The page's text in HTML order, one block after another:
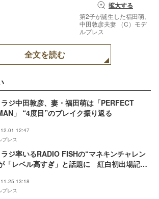
拡大する
第2子が誕生した福田萌、
中田敦彦夫妻 （C）モデ
ルプレス
全文を読む
ジ中田敦彦、妻・福田萌は「PERFECT
」 “4度目”のブレイク振り返る
12:47
プレス
ジ率いるRADIO FISHの“マネキンチャレン
「レベル高すぎ」と話題に 紅白初出場記念
13:18
プレス